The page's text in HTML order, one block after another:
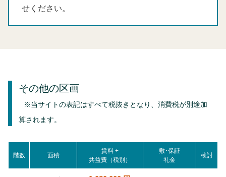
せください。
その他の区画
※当サイトの表記はすべて税抜きとなり、消費税が別途加
算されます。
階数 面積
賃料 +
共益費（税別）
敷･保証
礼金
検討